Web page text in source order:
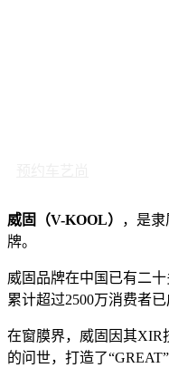
威固（V-KOOL）
，是
牌。
威固品牌在中国已有二
累计超过2500万消费者已
在窗膜界，威固因其XIR
的问世，打造了